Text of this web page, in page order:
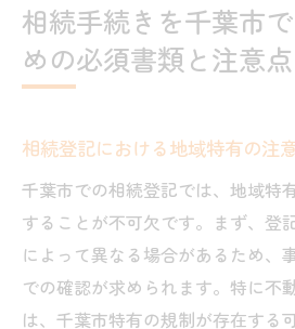
相続手続きを千葉市
めの必須書類と注意点
相続登記における地域特有の注
千葉市での相続登記では、地域特
することが不可欠です。まず、登
によって異なる場合があるため、
での確認が求められます。特に不
は、千葉市特有の規制が存在する